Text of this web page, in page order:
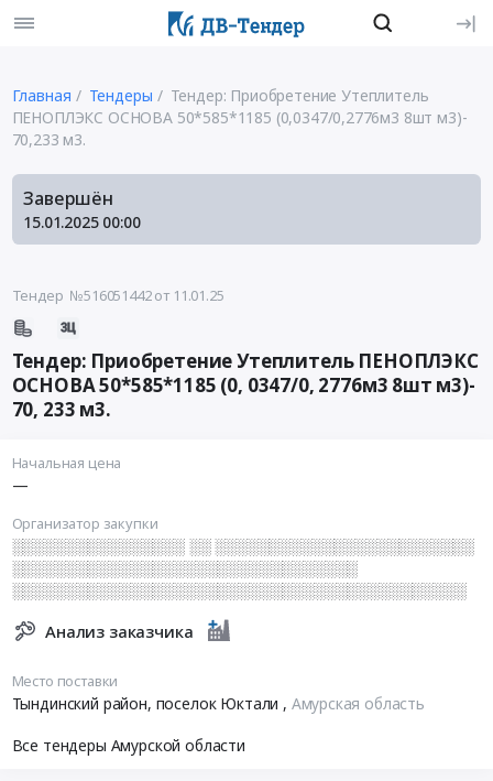
Главная Тендеры
Тендер: Приобретение Утеплитель
ПЕНОПЛЭКС ОСНОВА 50*585*1185 (0,0347/0,2776м3 8шт м3)-
70,233 м3.
Завершён
15.01.2025 00:00
Тендер №516051442от 11.01.25
Тендер: Приобретение Утеплитель ПЕНОПЛЭКС
ОСНОВА 50*585*1185 (0, 0347/0, 2776м3 8шт м3)-
70, 233 м3.
Начальная цена
—
Организатор закупки
░░░░░░░░░░░░░░░░ ░░ ░░░░░░░░░░░░░░░░░░░░░░░░
░░░░░░░░░░░░░░░░░░░░░░░░░░░░░░░░
░░░░░░░░░░░░░░░░░░░░░░░░░░░░░░░░░░░░░░░░░░
Анализ заказчика
Место поставки
Тындинский район, поселок Юктали , Амурская область
Все тендеры Амурской области